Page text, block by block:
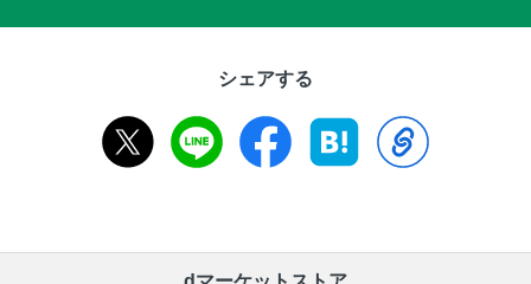
シェアする